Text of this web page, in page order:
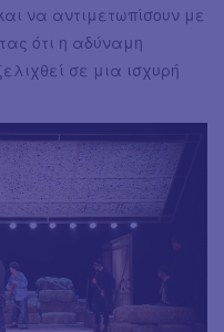
να αντιμετωπίσουν με
ότι η αδύναμη
σε μια ισχυρή